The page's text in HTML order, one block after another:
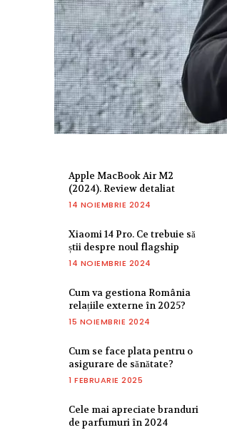
Apple MacBook Air M2
(2024). Review detaliat
14 NOIEMBRIE 2024
Xiaomi 14 Pro. Ce trebuie să
știi despre noul flagship
14 NOIEMBRIE 2024
Cum va gestiona România
relațiile externe în 2025?
15 NOIEMBRIE 2024
Cum se face plata pentru o
asigurare de sănătate?
1 FEBRUARIE 2025
Cele mai apreciate branduri
de parfumuri în 2024